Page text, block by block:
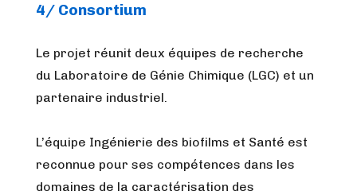
4/ Consortium
Le projet réunit deux équipes de recherche
du Laboratoire de Génie Chimique (LGC) et un
partenaire industriel.
L’équipe Ingénierie des biofilms et Santé est
reconnue pour ses compétences dans les
domaines de la caractérisation des